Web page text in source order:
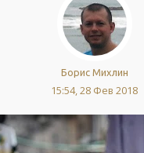
Борис Михлин
15:54, 28 Фев 2018